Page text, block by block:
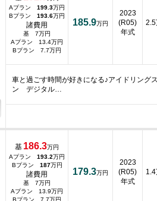
Aプラン 199.3万円
Bプラン 193.6万円
諸費用
基 7万円
Aプラン 13.4万円
Bプラン 7.7万円
185.9万円
2023
(R05)
年式
2.5
車と過ごす時間が好きになる♪アイドリン
ン デジタル…
基 186.3万円
Aプラン 193.2万円
Bプラン 187万円
諸費用
基 7万円
Aプラン 13.9万円
Bプラン 7.7万円
179.3万円
2023
(R05)
年式